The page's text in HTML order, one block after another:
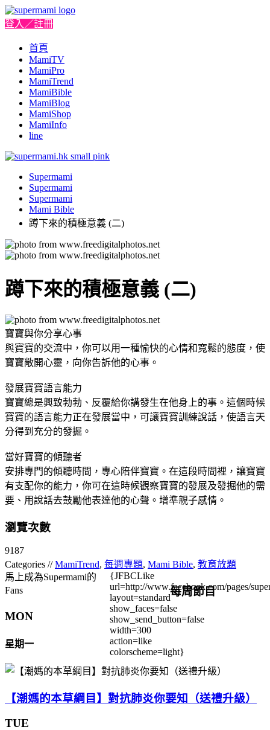
登入／註冊
首頁
MamiTV
MamiPro
MamiTrend
MamiBible
MamiBlog
MamiShop
MamiInfo
line
Supermami
Supermami
Supermami
Mami Bible
蹲下來的積極意義 (二)
蹲下來的積極意義 (二)
寶寶與你分享心事
與寶寶的交流中，你可以用一種愉快的心情和寬鬆的態度，使
寶寶敞開心靈，向你告訴他的心事。
發展寶寶語言能力
寶寶總是興致勃勃、反覆給你講發生在他身上的事。這個時候
寶寶的語言能力正在發展當中，可讓寶寶訓練說話，使語言天
分得到充分的發掘。
當好寶寶的傾聽者
安排專門的傾聽時間，專心陪伴寶寶。在這段時間裡，讓寶寶
有支配你的能力，你可在這時候觀察寶寶的發展及發掘他的需
要、用說話去鼓勵他表達他的心聲。增準親子感情。
瀏覽次數
9187
Categories //MamiTrend, 每週專題, Mami Bible, 教育放題
馬上成為Supermami的
Fans
{JFBCLike
url=http://www.facebook.com/pages/
layout=standard
show_faces=false
show_send_button=false
width=300
action=like
colorscheme=light}
每周節目
MON
星期一
【潮媽的本草綱目】對抗肺炎你要知（送禮升級）
TUE